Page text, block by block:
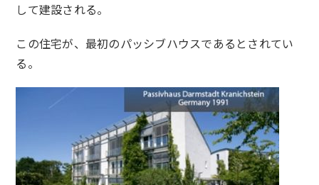
して建設される。
この住宅が、最初のパッシブハウスであるとされてい
る。